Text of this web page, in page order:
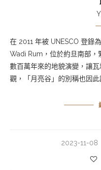
在 2011 年被 UNESCO 登錄
Wadi Rum，位於約旦南部，
數百萬年來的地貌演變，讓
觀，「月亮谷」的別稱也因此
2023-11-08